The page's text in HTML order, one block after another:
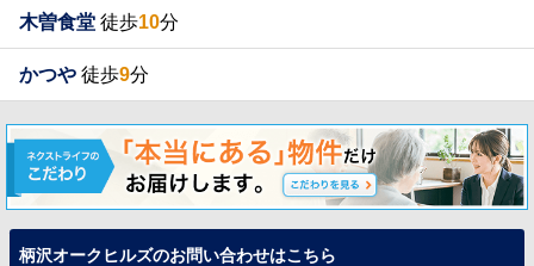
木曽食堂 徒歩10分
かつや 徒歩9分
柄沢オークヒルズのお問い合わせはこちら